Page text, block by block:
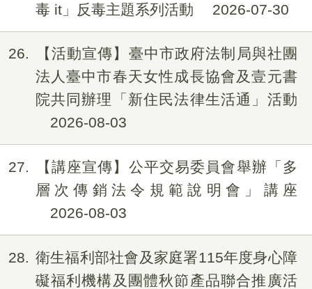
毒 it」反毒主題系列活動
2026-07-30
26
【活動宣傳】臺中市政府法制局與社團
法人臺中市春天女性成長協會及壹元書
院共同辦理「新住民法律生活通」活動
2026-08-03
27
【講座宣傳】公平交易委員會舉辦「多
層次傳銷法令規範說明會」講座
2026-08-03
28
衛生福利部社會及家庭署115年度身心障
礙福利機構及團體秋節產品聯合推廣活